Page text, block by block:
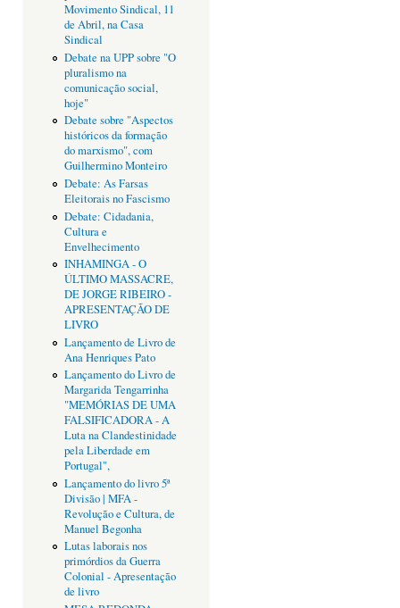
Movimento Sindical, 11
de Abril, na Casa
Sindical
Debate na UPP sobre "O
pluralismo na
comunicação social,
hoje"
Debate sobre "Aspectos
históricos da formação
do marxismo", com
Guilhermino Monteiro
Debate: As Farsas
Eleitorais no Fascismo
Debate: Cidadania,
Cultura e
Envelhecimento
INHAMINGA - O
ÚLTIMO MASSACRE,
DE JORGE RIBEIRO -
APRESENTAÇÃO DE
LIVRO
Lançamento de Livro de
Ana Henriques Pato
Lançamento do Livro de
Margarida Tengarrinha
"MEMÓRIAS DE UMA
FALSIFICADORA - A
Luta na Clandestinidade
pela Liberdade em
Portugal",
Lançamento do livro 5ª
Divisão | MFA -
Revolução e Cultura, de
Manuel Begonha
Lutas laborais nos
primórdios da Guerra
Colonial - Apresentação
de livro